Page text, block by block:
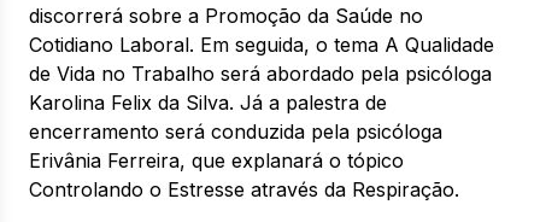
discorrerá sobre a Promoção da Saúde no
Cotidiano Laboral. Em seguida, o tema A Qualidade
de Vida no Trabalho será abordado pela psicóloga
Karolina Felix da Silva. Já a palestra de
encerramento será conduzida pela psicóloga
Erivânia Ferreira, que explanará o tópico
Controlando o Estresse através da Respiração.